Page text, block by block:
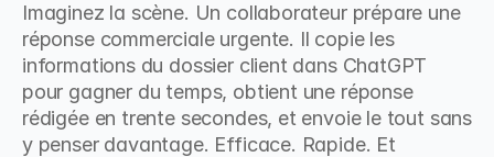
Imaginez la scène. Un collaborateur prépare une
réponse commerciale urgente. Il copie les
informations du dossier client dans ChatGPT
pour gagner du temps, obtient une réponse
rédigée en trente secondes, et envoie le tout sans
y penser davantage. Efficace. Rapide. Et